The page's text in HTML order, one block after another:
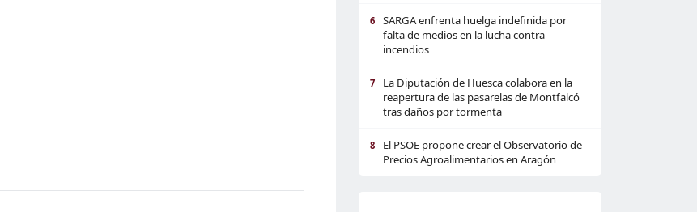
6
SARGA enfrenta huelga indefinida por
falta de medios en la lucha contra
incendios
7
La Diputación de Huesca colabora en la
reapertura de las pasarelas de Montfalcó
tras daños por tormenta
8
El PSOE propone crear el Observatorio de
Precios Agroalimentarios en Aragón